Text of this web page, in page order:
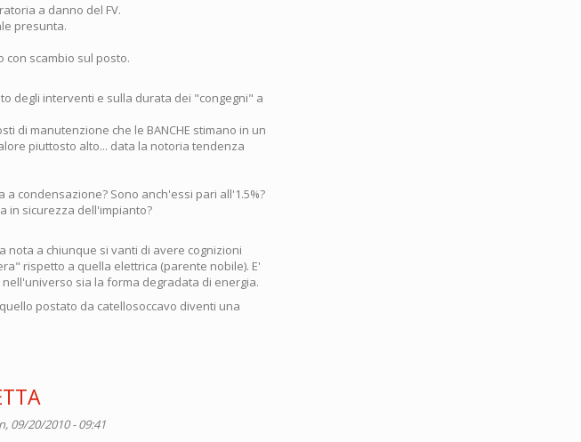
a danno del FV.
presunta.
con scambio sul posto.
degli interventi e sulla durata dei "congegni" a
di manutenzione che le BANCHE stimano in un
piuttosto alto... data la notoria tendenza
condensazione? Sono anch'essi pari all'1.5%?
in sicurezza dell'impianto?
nota a chiunque si vanti di avere cognizioni
rispetto a quella elettrica (parente nobile). E'
sia la forma degradata di energia.
postato da catellosoccavo diventi una
09/20/2010 - 09:41